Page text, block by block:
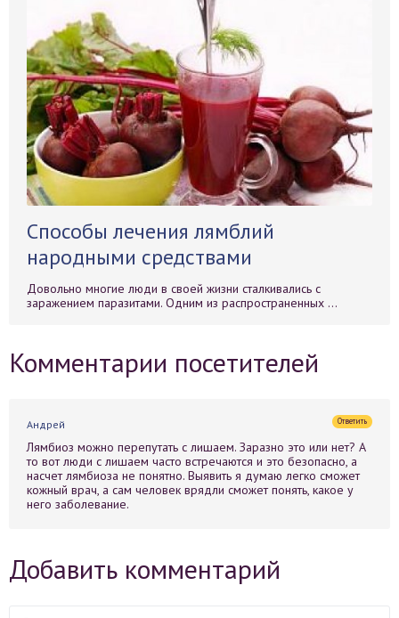
Способы лечения лямблий
народными средствами
Довольно многие люди в своей жизни сталкивались с
заражением паразитами. Одним из распространенных ...
Комментарии посетителей
Андрей Ответить
Лямбиоз можно перепутать с лишаем. Заразно это или нет? А
то вот люди с лишаем часто встречаются и это безопасно, а
насчет лямбиоза не понятно. Выявить я думаю легко сможет
кожный врач, а сам человек врядли сможет понять, какое у
него заболевание.
Добавить комментарий